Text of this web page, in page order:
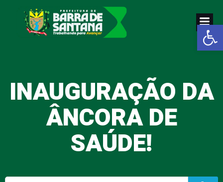
Abrir
Pular
para
o
conteúdo
INAUGURAÇÃO DA
ÂNCORA DE
SAÚDE!